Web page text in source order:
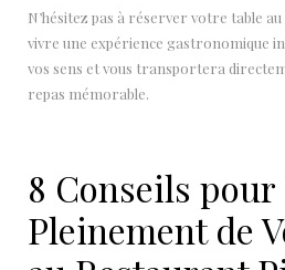
N’hésitez pas à réserver votre table
vivre une expérience gastronomique
vos sens et vous transportera
repas mémorable.
8 Conseils
Pleinement de